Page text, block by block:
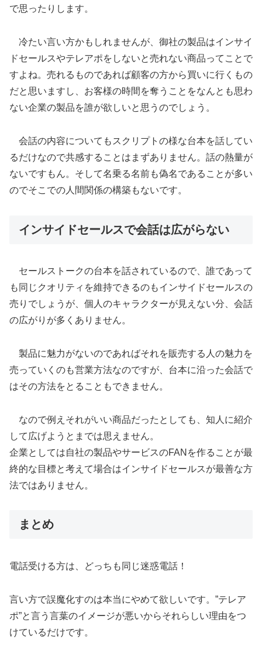
で思ったりします。
冷たい言い方かもしれませんが、御社の製品はインサイ
ドセールスやテレアポをしないと売れない商品ってことで
すよね。売れるものであれば顧客の方から買いに行くもの
だと思いますし、お客様の時間を奪うことをなんとも思わ
ない企業の製品を誰が欲しいと思うのでしょう。
会話の内容についてもスクリプトの様な台本を話してい
るだけなので共感することはまずありません。話の熱量が
ないですもん。そして名乗る名前も偽名であることが多い
のでそこでの人間関係の構築もないです。
インサイドセールスで会話は広がらない
セールストークの台本を話されているので、誰であって
も同じクオリティを維持できるのもインサイドセールスの
売りでしょうが、個人のキャラクターが見えない分、会話
の広がりが多くありません。
製品に魅力がないのであればそれを販売する人の魅力を
売っていくのも営業方法なのですが、台本に沿った会話で
はその方法をとることもできません。
なので例えそれがいい商品だったとしても、知人に紹介
して広げようとまでは思えません。
企業としては自社の製品やサービスのFANを作ることが最
終的な目標と考えて場合はインサイドセールスが最善な方
法ではありません。
まとめ
電話受ける方は、どっちも同じ迷惑電話！
言い方で誤魔化すのは本当にやめて欲しいです。”テレア
ポ”と言う言葉のイメージが悪いからそれらしい理由をつ
けているだけです。